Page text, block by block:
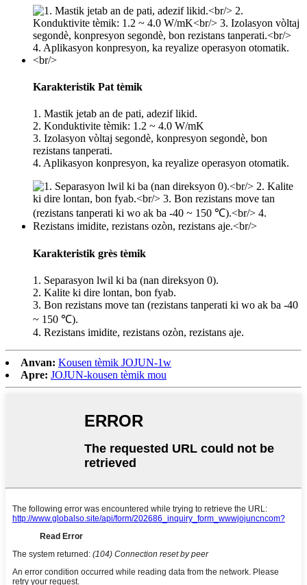
Karakteristik Pat tèmik
1. Mastik jetab an de pati, adezif likid.
2. Konduktivite tèmik: 1.2 ~ 4.0 W/mK
3. Izolasyon vòltaj segondè, konpresyon segondè, bon
rezistans tanperati.
4. Aplikasyon konpresyon, ka reyalize operasyon otomatik.
Karakteristik grès tèmik
1. Separasyon lwil ki ba (nan direksyon 0).
2. Kalite ki dire lontan, bon fyab.
3. Bon rezistans move tan (rezistans tanperati ki wo ak ba -40
~ 150 ℃).
4. Rezistans imidite, rezistans ozòn, rezistans aje.
Anvan: Kousen tèmik JOJUN-1w
Apre: JOJUN-kousen tèmik mou